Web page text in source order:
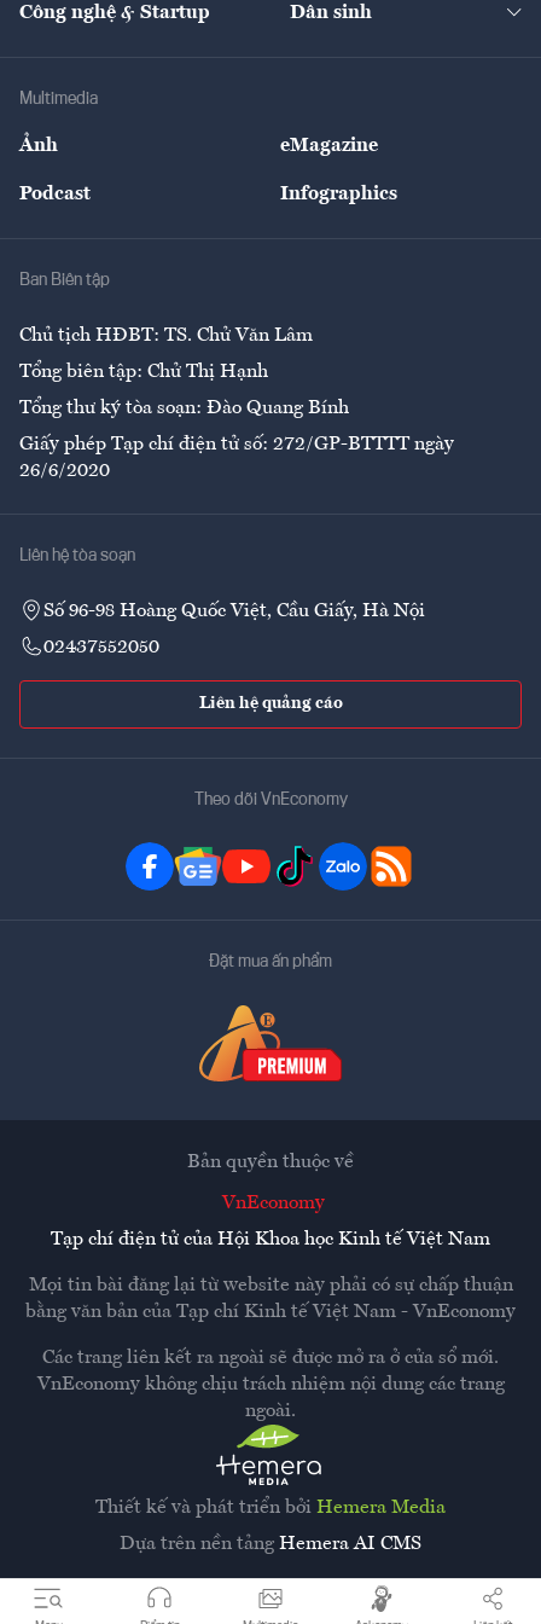
Tư vấn Nông sản
Giải trí
Công nghệ & Startup Dân sinh
Multimedia
Ảnh eMagazine
Podcast Infographics
Ban Biên tập
Chủ tịch HĐBT: TS. Chử Văn Lâm
Tổng biên tập: Chử Thị Hạnh
Tổng thư ký tòa soạn: Đào Quang Bính
Giấy phép Tạp chí điện tử số: 272/GP-BTTTT ngày
26/6/2020
Liên hệ tòa soạn
Số 96-98 Hoàng Quốc Việt, Cầu Giấy, Hà Nội
02437552050
Liên hệ quảng cáo
Theo dõi VnEconomy
Đặt mua ấn phẩm
Thiết kế và phát triển bởi Hemera Media
Dựa trên nền tảng Hemera AI CMS
Bản quyền thuộc về
VnEconomy
Tạp chí điện tử của Hội Khoa học Kinh tế Việt Nam
Mọi tin bài đăng lại từ website này phải có sự chấp thuận
bằng văn bản của Tạp chí Kinh tế Việt Nam - VnEconomy
Các trang liên kết ra ngoài sẽ được mở ra ở cửa sổ mới.
VnEconomy không chịu trách nhiệm nội dung các trang
ngoài.